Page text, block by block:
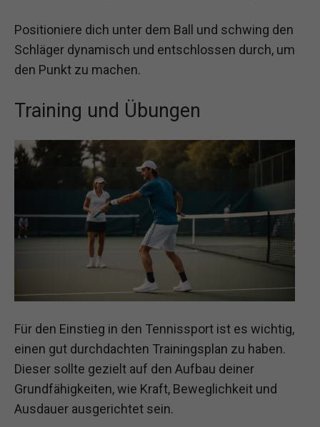
Positioniere dich unter dem Ball und schwing den
Schläger dynamisch und entschlossen durch, um
den Punkt zu machen.
Training und Übungen
Für den Einstieg in den Tennissport ist es wichtig,
einen gut durchdachten Trainingsplan zu haben.
Dieser sollte gezielt auf den Aufbau deiner
Grundfähigkeiten, wie Kraft, Beweglichkeit und
Ausdauer ausgerichtet sein.